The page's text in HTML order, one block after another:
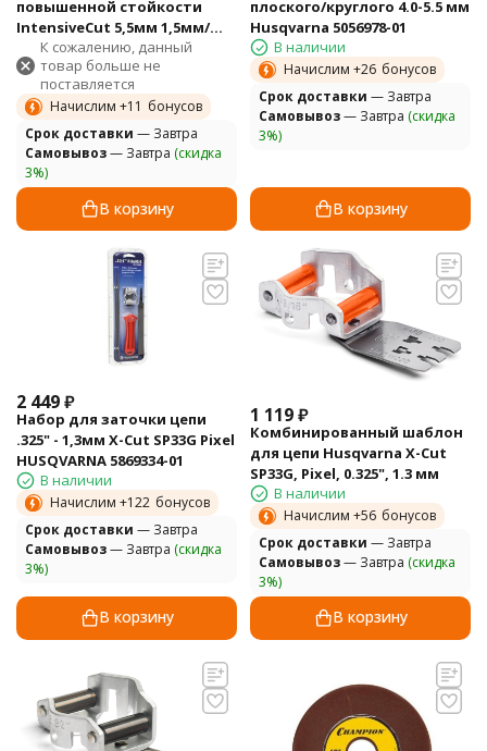
повышенной стойкости
IntensiveCut 5,5мм 1,5мм/
3/8" (уп 2 шт) HUSQVARNA
5100956-01
К сожалению, данный
товар больше не
поставляется
Начислим +11 бонусов
Cрок доставки — Завтра
Самовывоз— Завтра (скидка
3%)
В корзину
плоского/круглого 4.0-5.5 мм
Husqvarna 5056978-01
В наличии
Начислим +26 бонусов
Cрок доставки — Завтра
Самовывоз— Завтра (скидка
3%)
В корзину
2 449₽
Набор для заточки цепи
.325" - 1,3мм X-Cut SP33G Pixel
HUSQVARNA 5869334-01
В наличии
Начислим +122 бонусов
Cрок доставки — Завтра
Самовывоз— Завтра (скидка
3%)
В корзину
1 119₽
Комбинированный шаблон
для цепи Husqvarna X-Cut
SP33G, Pixel, 0.325", 1.3 мм
В наличии
Начислим +56 бонусов
Cрок доставки — Завтра
Самовывоз— Завтра (скидка
3%)
В корзину